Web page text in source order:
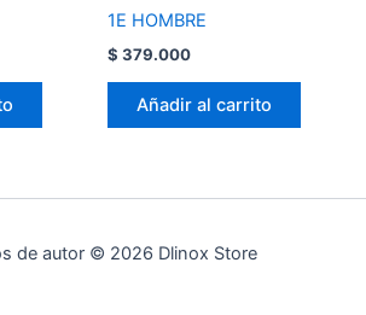
1E HOMBRE
$ 379.000
Añadir al carrito
de autor © 2026 Dlinox Store